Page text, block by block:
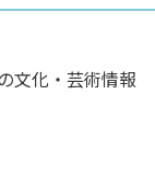
文化・芸術情報